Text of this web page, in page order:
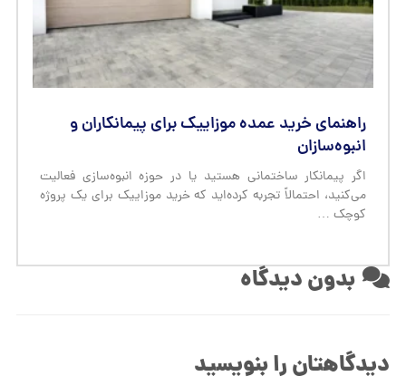
اگر پیمانکار ساختمانی هستید یا در حوزه انبوه‌سازی فعالیت
می‌کنید، احتمالاً تجربه کرده‌اید که خرید موزاییک برای یک پروژه
کوچک …
بدون دیدگاه
دیدگاهتان را بنویسید
دیدگاه *